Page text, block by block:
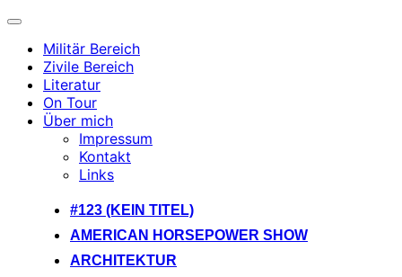
Navigation
umschalten
Militär Bereich
Zivile Bereich
Literatur
On Tour
Über mich
Impressum
Kontakt
Links
springen
#123 (KEIN TITEL)
AMERICAN HORSEPOWER SHOW
ARCHITEKTUR